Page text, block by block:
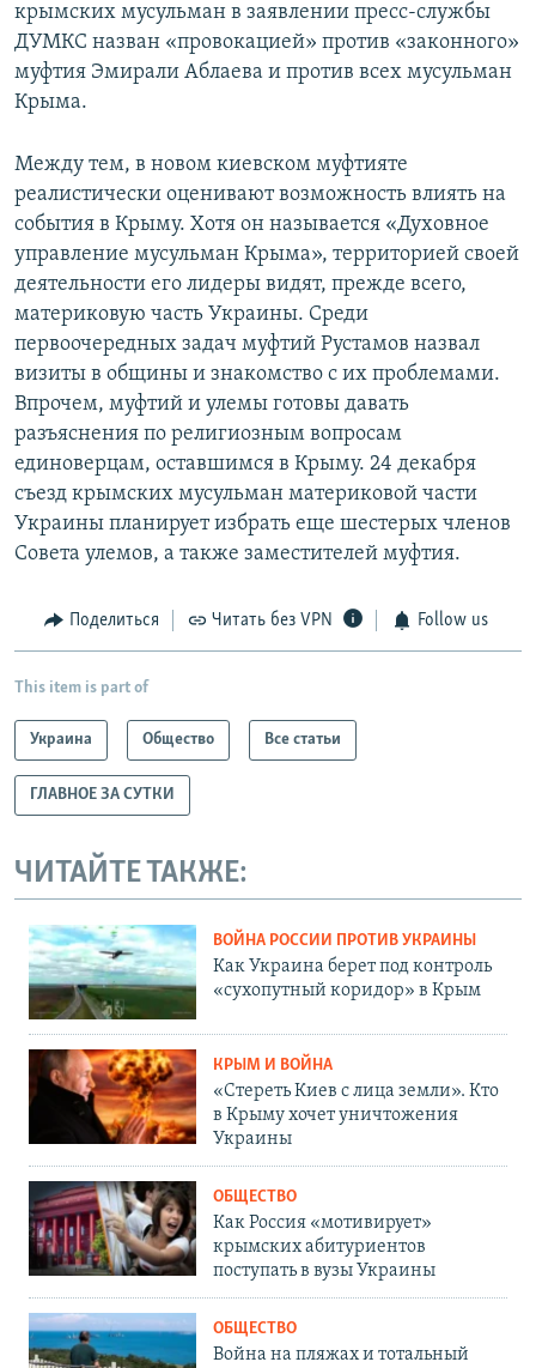
крымских мусульман в заявлении пресс-службы
ДУМКС назван «провокацией» против «законного»
муфтия Эмирали Аблаева и против всех мусульман
Крыма.
Между тем, в новом киевском муфтияте
реалистически оценивают возможность влиять на
события в Крыму. Хотя он называется «Духовное
управление мусульман Крыма», территорией своей
деятельности его лидеры видят, прежде всего,
материковую часть Украины. Среди
первоочередных задач муфтий Рустамов назвал
визиты в общины и знакомство с их проблемами.
Впрочем, муфтий и улемы готовы давать
разъяснения по религиозным вопросам
единоверцам, оставшимся в Крыму. 24 декабря
съезд крымских мусульман материковой части
Украины планирует избрать еще шестерых членов
Совета улемов, а также заместителей муфтия.
Поделиться Читать без VPN Follow us
This item is part of
Украина Общество Все статьи
ГЛАВНОЕ ЗА СУТКИ
ЧИТАЙТЕ ТАКЖЕ:
ВОЙНА РОССИИ ПРОТИВ УКРАИНЫ
Как Украина берет под контроль
«сухопутный коридор» в Крым
КРЫМ И ВОЙНА
«Стереть Киев с лица земли». Кто
в Крыму хочет уничтожения
Украины
ОБЩЕСТВО
Как Россия «мотивирует»
крымских абитуриентов
поступать в вузы Украины
ОБЩЕСТВО
Война на пляжах и тотальный